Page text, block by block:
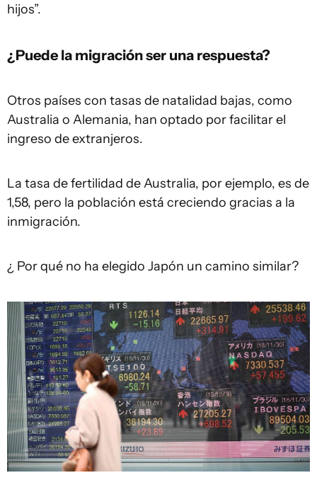
hijos”.
¿Puede la migración ser una respuesta?
Otros países con tasas de natalidad bajas, como
Australia o Alemania, han optado por facilitar el
ingreso de extranjeros.
La tasa de fertilidad de Australia, por ejemplo, es de
1,58, pero la población está creciendo gracias a la
inmigración.
¿ Por qué no ha elegido Japón un camino similar?